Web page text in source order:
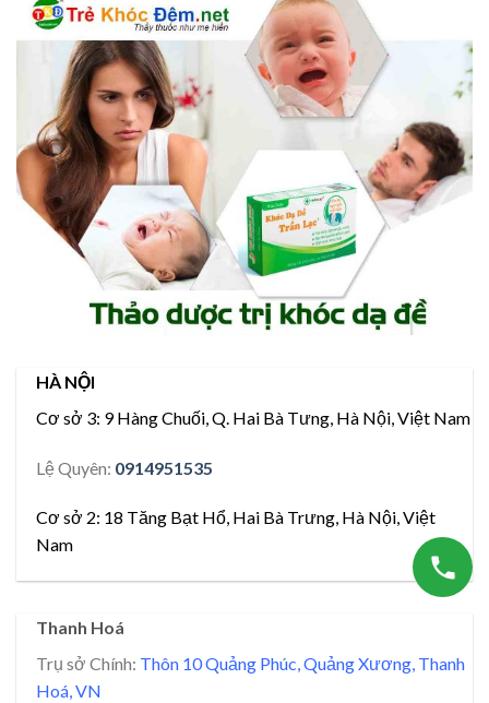
HÀ NỘI
Cơ sở 3: 9 Hàng Chuối, Q. Hai Bà Tưng, Hà Nội, Việt Nam
Lệ Quyên: 0914951535
Cơ sở 2: 18 Tăng Bạt Hổ, Hai Bà Trưng, Hà Nội, Việt
Nam
Thanh Hoá
Trụ sở Chính: Thôn 10 Quảng Phúc, Quảng Xương, Thanh
Hoá, VN